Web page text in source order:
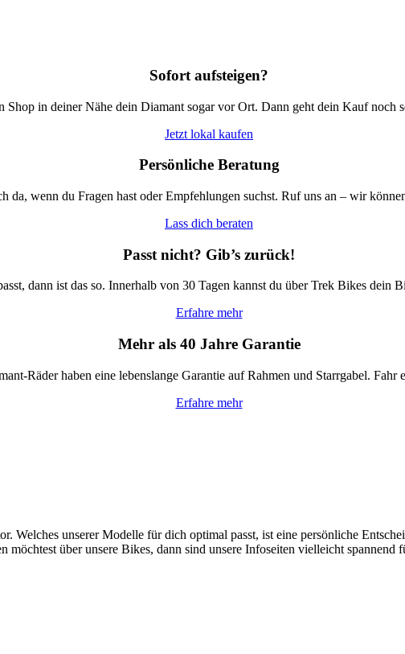
Sofort aufsteigen?
Shop in deiner Nähe dein Diamant sogar vor Ort. Dann geht dein Kauf noch
Jetzt lokal kaufen
Persönliche Beratung
da, wenn du Fragen hast oder Empfehlungen suchst. Ruf uns an – wir
Lass dich beraten
Passt nicht? Gib’s zurück!
dann ist das so. Innerhalb von 30 Tagen kannst du über Trek Bikes dein
Erfahre mehr
Mehr als 40 Jahre Garantie
Räder haben eine lebenslange Garantie auf Rahmen und Starrgabel. Fahr
Erfahre mehr
unserer Modelle für dich optimal passt, ist eine persönliche
möchtest über unsere Bikes, dann sind unsere Infoseiten vielleicht